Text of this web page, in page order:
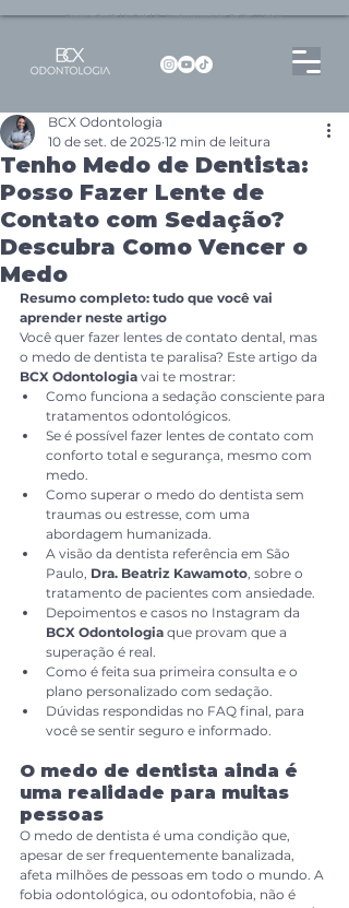
Dentista no Brooklin | São Paulo | SP Atendimento particular Rua Pitu, 72, Sala 65
Tenho Medo de Dentista:
Posso Fazer Lente de
Contato com Sedação?
Descubra Como Vencer o
Medo
BCX Odontologia
10 de set. de 2025 12 min de leitura
Resumo completo: tudo que você vai
aprender neste artigo
Você quer fazer lentes de contato dental, mas
o medo de dentista te paralisa? Este artigo da
BCX Odontologia vai te mostrar:
Como funciona a sedação consciente para
tratamentos odontológicos.
Se é possível fazer lentes de contato com
conforto total e segurança, mesmo com
medo.
Como superar o medo do dentista sem
traumas ou estresse, com uma
abordagem humanizada.
A visão da dentista referência em São
Paulo, Dra. Beatriz Kawamoto, sobre o
tratamento de pacientes com ansiedade.
Depoimentos e casos no Instagram da
BCX Odontologia que provam que a
superação é real.
Como é feita sua primeira consulta e o
plano personalizado com sedação.
Dúvidas respondidas no FAQ final, para
você se sentir seguro e informado.
O medo de dentista ainda é
uma realidade para muitas
pessoas
O medo de dentista é uma condição que,
apesar de ser frequentemente banalizada,
afeta milhões de pessoas em todo o mundo. A
fobia odontológica, ou odontofobia, não é